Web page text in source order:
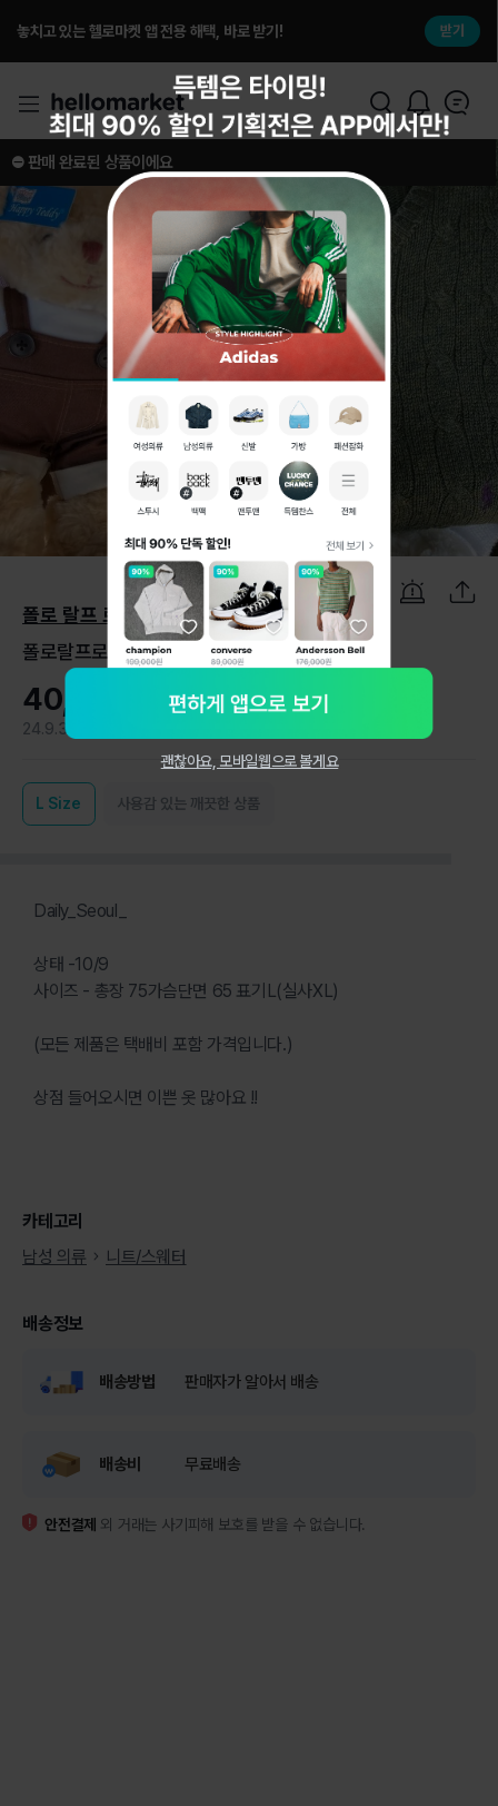
놓치고 있는 헬로마켓 앱 전용 해택, 바로 받기! 받기
1 / 4
⛔️ 판매 완료된 상품이에요
폴로 랄프 로렌
폴로랄프로렌 포니 케이블 니트
40,000원
24.9.3
L Size 사용감 있는 깨끗한 상품
Daily_Seoul_
상태 -10/9
사이즈 - 총장 75가슴단면 65 표기L(실사XL)
(모든 제품은 택배비 포함 가격입니다.)
상점 들어오시면 이쁜 옷 많아요 !!
카테고리
남성 의류
니트/스웨터
배송정보
배송방법 판매자가 알아서 배송
배송비 무료배송
안전결제 외 거래는 사기피해 보호를 받을 수 없습니다.
괜찮아요, 모바일웹으로 볼게요